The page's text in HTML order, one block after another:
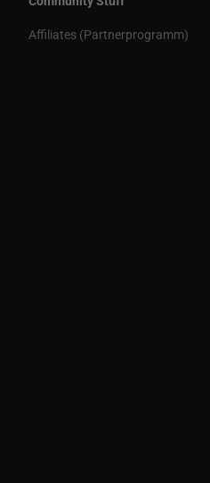
Affiliates (Partnerprogramm)